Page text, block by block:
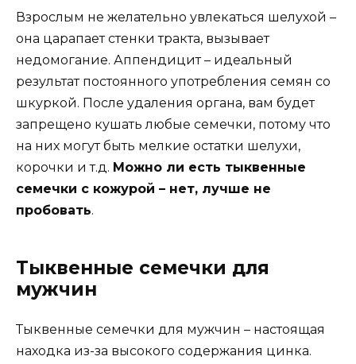
Взрослым не желательно увлекаться шелухой –
она царапает стенки тракта, вызывает
недомогание. Аппендицит – идеальный
результат постоянного употребления семян со
шкуркой. После удаления органа, вам будет
запрещено кушать любые семечки, потому что
на них могут быть мелкие остатки шелухи,
корочки и т.д. Можно ли есть тыквенные
семечки с кожурой – нет, лучше не
пробовать.
Тыквенные семечки для
мужчин
Тыквенные семечки для мужчин – настоящая
находка из-за высокого содержания цинка.